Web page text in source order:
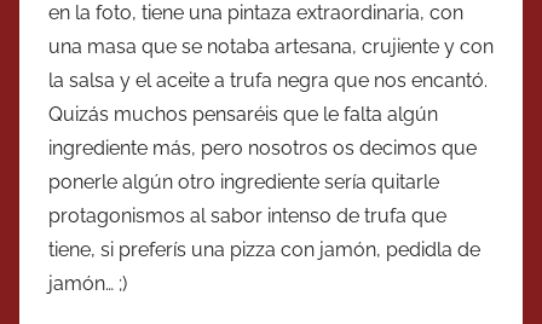
en la foto, tiene una pintaza extraordinaria, con
una masa que se notaba artesana, crujiente y con
la salsa y el aceite a trufa negra que nos encantó.
Quizás muchos pensaréis que le falta algún
ingrediente más, pero nosotros os decimos que
ponerle algún otro ingrediente sería quitarle
protagonismos al sabor intenso de trufa que
tiene, si preferís una pizza con jamón, pedidla de
jamón… ;)